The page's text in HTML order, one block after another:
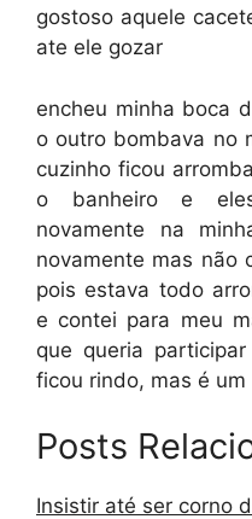
gostoso aquele
ate ele gozar
encheu minha boca
o outro bombava no
cuzinho ficou
o banheiro e
novamente na
novamente mas não
pois estava todo
e contei para meu
que queria
ficou rindo, mas é um
Posts
Insistir até ser corno